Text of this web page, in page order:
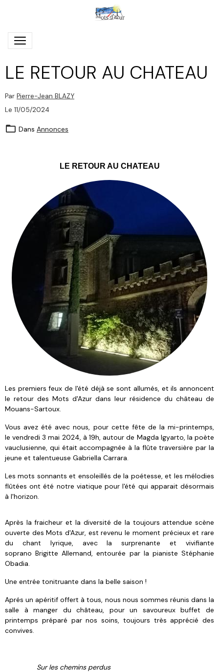
LE RETOUR AU CHATEAU
Par Pierre-Jean BLAZY
Le 11/05/2024
Dans Annonces
LE RETOUR AU CHATEAU
Les premiers feux de l'été déjà se sont allumés, et ils annoncent
le retour des Mots d'Azur dans leur résidence du château de
Mouans-Sartoux.
Vous avez été avec nous, pour cette fête de la mi-printemps,
le vendredi 3 mai 2024, à 19h, autour de Magda Igyarto, la poète
vauclusienne, qui était accompagnée à la flûte traversière par la
jeune et talentueuse Gabriella Carrara.
Les mots sonnants et ensoleillés de la poétesse, et les mélodies
flûtées ont été notre viatique pour l'été qui apparait désormais
à l'horizon.
Après la fraicheur et la diversité de la toujours attendue scène
ouverte des Mots d'Azur, est revenu le moment précieux et rare
du chant lyrique, avec la surprenante et vivifiante
soprano Brigitte Allemand, entourée par la pianiste Stéphanie
Obadia.
Une entrée tonitruante dans la belle saison !
Aprés un apéritif offert à tous, nous nous sommes réunis dans la
salle à manger du château, pour un savoureux buffet de
printemps préparé par nos soins, toujours très apprécié des
convives.
Sur les chemins perdus